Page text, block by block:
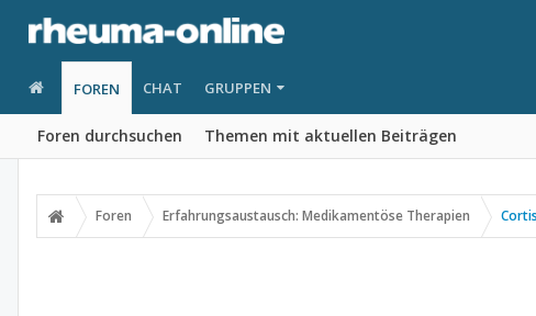
FOREN
Foren durchsuchen Themen mit aktuellen Beiträgen
CHAT GRUPPEN
Foren Erfahrungsaustausch: Medikamentöse Therapien